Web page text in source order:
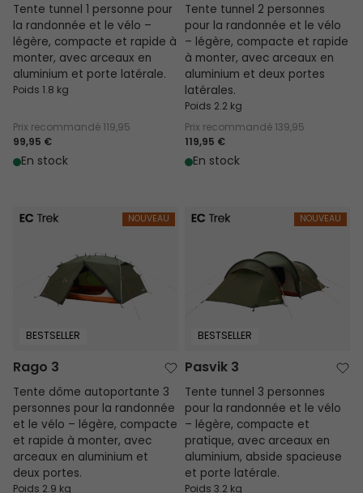
Tente tunnel 1 personne pour
la randonnée et le vélo –
légère, compacte et rapide à
monter, avec arceaux en
aluminium et porte latérale.
Poids 1.8 kg
Prix recommandé 119,95
99,95 €
En stock
Tente tunnel 2 personnes
pour la randonnée et le vélo
– légère, compacte et rapide
à monter, avec arceaux en
aluminium et deux portes
latérales.
Poids 2.2 kg
Prix recommandé 139,95
119,95 €
En stock
Rago 3 NOUVEAU
BESTSELLER
Rago 3
Tente dôme autoportante 3
personnes pour la randonnée
et le vélo – légère, compacte
et rapide à monter, avec
arceaux en aluminium et
deux portes.
Pasvik 3 NOUVEAU
BESTSELLER
Pasvik 3
Tente tunnel 3 personnes
pour la randonnée et le vélo
– légère, compacte et
pratique, avec arceaux en
aluminium, abside spacieuse
et porte latérale.